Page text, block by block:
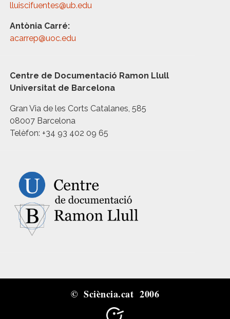
lluiscifuentes@ub.edu
Antònia Carré:
acarrep@uoc.edu
Centre de Documentació Ramon Llull
Universitat de Barcelona
Gran Via de les Corts Catalanes, 585
08007 Barcelona
Telèfon: +34 93 402 09 65
© Sciència.cat 2006